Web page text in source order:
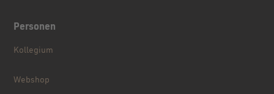
Personen
Kollegium
Webshop